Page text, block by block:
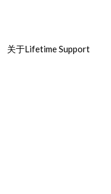
关于Lifetime Support